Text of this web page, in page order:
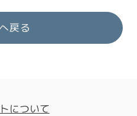
戻る
について